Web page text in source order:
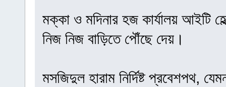
মক্কা ও মদিনার হজ কার্যালয় আইটি
নিজ নিজ বাড়িতে পৌঁছে দেয়।
মসজিদুল হারাম নির্দিষ্ট প্রবেশপথ,